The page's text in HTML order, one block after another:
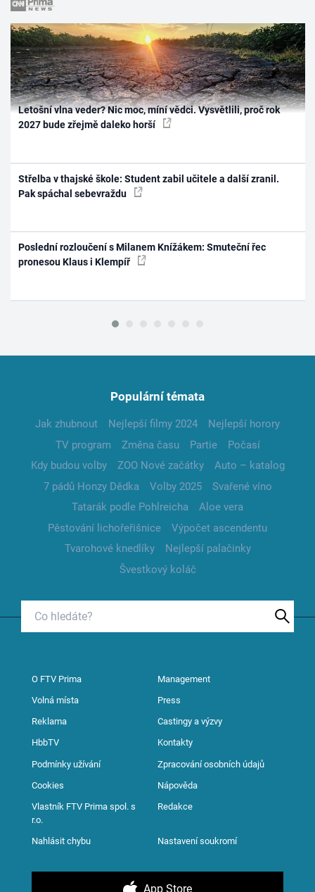
Letošní vlna veder? Nic moc, míní vědci. Vysvětlili, proč rok
2027 bude zřejmě daleko horší
Střelba v thajské škole: Student zabil učitele a další zranil.
Pak spáchal sebevraždu
Poslední rozloučení s Milanem Knížákem: Smuteční řec
pronesou Klaus i Klempíř
Populární témata
Jak zhubnout Nejlepší filmy 2024
Nejlepší horory
TV program
Změna času Partie
Počasí
Kdy budou volby
ZOO Nové začátky
Auto – katalog
7 pádů Honzy Dědka
Volby 2025
Svařené víno
Tatarák podle Pohlreicha
Aloe vera
Pěstování lichořeřišnice
Výpočet ascendentu
Tvarohové knedlíky
Nejlepší palačinky
Švestkový koláč
O FTV Prima Management
Volná místa Press
Reklama Castingy a výzvy
HbbTV Kontakty
Podmínky užívání Zpracování osobních údajů
Cookies Nápověda
Vlastník FTV Prima spol. s
r.o.
Redakce
Nahlásit chybu Nastavení soukromí
App Store